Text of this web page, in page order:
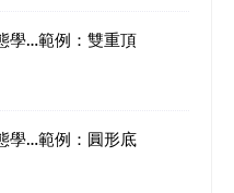
學…範例：雙重頂
學…範例：圓形底